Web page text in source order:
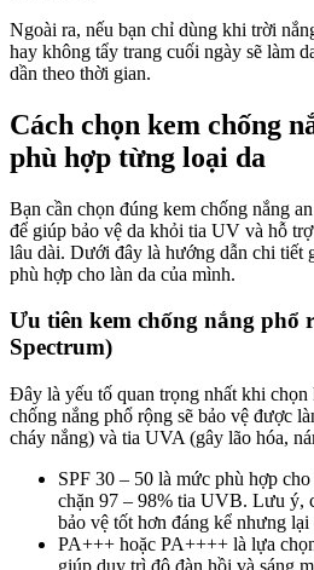
Ngoài ra, nếu bạn chỉ dùng khi trời
hay không tẩy trang cuối ngày sẽ làm
dần theo thời gian.
Cách chọn kem chống
phù hợp từng loại da
Bạn cần chọn đúng kem chống nắng
để giúp bảo vệ da khỏi tia UV và hỗ
lâu dài. Dưới đây là hướng dẫn chi tiết
phù hợp cho làn da của mình.
Ưu tiên kem chống nắng phổ
Spectrum)
Đây là yếu tố quan trọng nhất khi chọn
chống nắng phổ rộng sẽ bảo vệ được
cháy nắng) và tia UVA (gây lão hóa,
SPF 30 – 50 là mức phù hợp
chặn 97 – 98% tia UVB. Lưu ý,
bảo vệ tốt hơn đáng kể nhưng lại
PA+++ hoặc PA++++ là lựa
giúp duy trì độ đàn hồi và sáng